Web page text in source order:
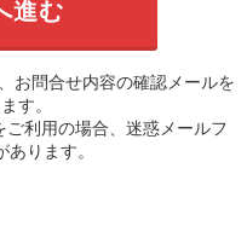
お問合せ内容の確認メールを
す。
利用の場合、迷惑メールフ
ります。